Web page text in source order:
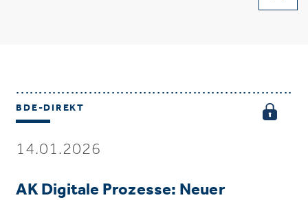
BDE-DIREKT
14.01.2026
AK Digitale Prozesse: Neuer